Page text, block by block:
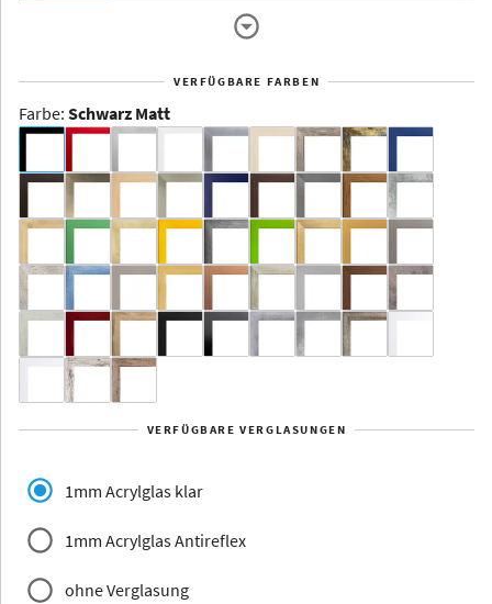
Rahmenloser
Bildhalter
Yukon
Jersey Dauphine
VERFÜGBARE FARBEN
Farbe: Schwarz Matt
VERFÜGBARE VERGLASUNGEN
1mm Acrylglas klar
1mm Acrylglas Antireflex
ohne Verglasung